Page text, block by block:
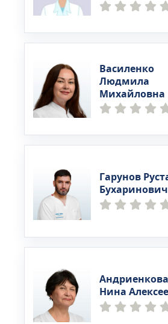
Василенко
Людмила
Михайловна
Гарунов
Бухаринович
Андриенкова
Нина